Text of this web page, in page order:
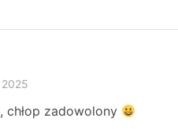
chłop zadowolony